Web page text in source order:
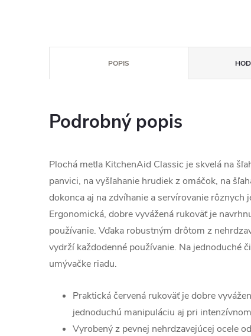
POPIS
Podrobný popis
Plochá metla KitchenAid Classic je skvelá na
panvici, na vyšľahanie hrudiek z omáčok, na
dokonca aj na zdvíhanie a servírovanie rôznych
Ergonomická, dobre vyvážená rukoväť je
používanie. Vďaka robustným drôtom z
vydrží každodenné používanie. Na jednoduché
umývačke riadu.
Praktická červená rukoväť je dobre
jednoduchú manipuláciu aj pri
Vyrobený z pevnej nehrdzavejúcej ocele